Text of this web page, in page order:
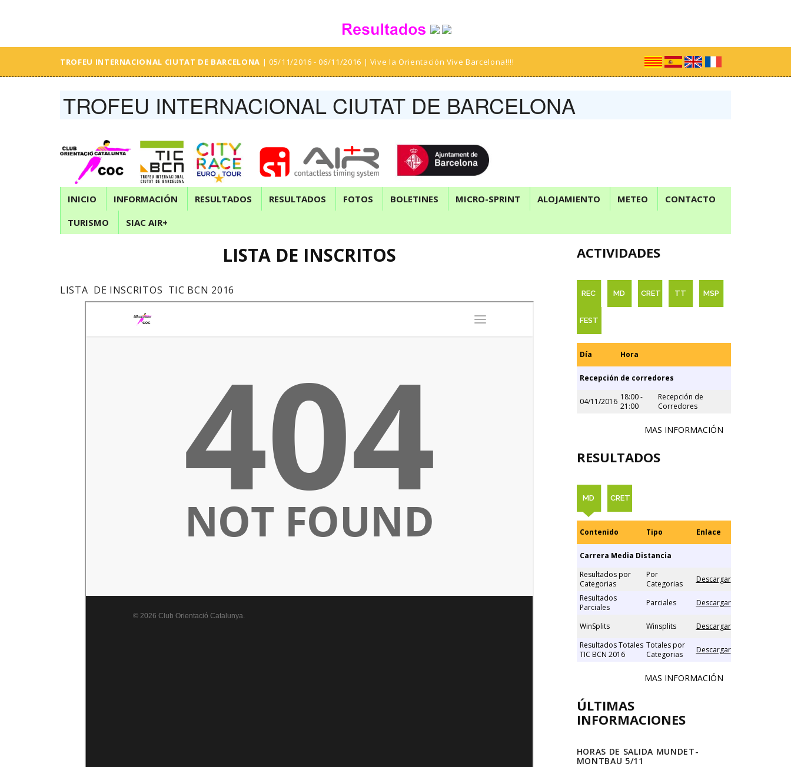
TROFEU INTERNACIONAL CIUTAT DE BARCELONA | 05/11/2016 - 06/11/2016 | Vive la Orientación Vive Barcelona!!!!
TROFEU INTERNACIONAL CIUTAT DE BARCELONA
INICIO INFORMACIÓN RESULTADOS RESULTADOS FOTOS BOLETINES MICRO-SPRINT ALOJAMIENTO METEO
CONTACTO
TURISMO
SIAC AIR+
LISTA DE INSCRITOS
LISTA DE INSCRITOS TIC BCN 2016
ACTIVIDADES
REC MD CRET TT MSP
FEST
Día Hora
Recepción de corredores
04/11/2016 18:00 -
21:00
Recepción de
Corredores
MAS INFORMACIÓN
RESULTADOS
MD CRET
Contenido Tipo Enlace
Carrera Media Distancia
Resultados por
Categorias
Por
Categorias
Descargar
Resultados
Parciales
Parciales Descargar
WinSplits Winsplits
Descargar
Resultados Totales
TIC BCN 2016
Totales por
Categorias
Descargar
MAS INFORMACIÓN
ÚLTIMAS
INFORMACIONES
HORAS DE SALIDA MUNDET-
MONTBAU 5/11